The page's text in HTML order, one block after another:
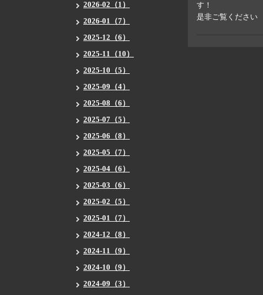
す！
是非ご覧ください
2026-02（1）
2026-01（7）
2025-12（6）
2025-11（10）
2025-10（5）
2025-09（4）
2025-08（6）
2025-07（5）
2025-06（8）
2025-05（7）
2025-04（6）
2025-03（6）
2025-02（5）
2025-01（7）
2024-12（8）
2024-11（9）
2024-10（9）
2024-09（3）